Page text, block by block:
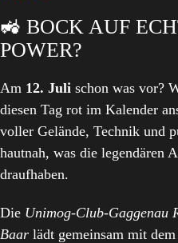
🚜 BOCK AUF
POWER?
Am 12. Juli schon was vor?
diesen Tag rot im Kalender
voller Gelände, Technik und
hautnah, was die legendären
draufhaben.
Die Unimog-Club-Gaggenau
Baar lädt gemeinsam mit